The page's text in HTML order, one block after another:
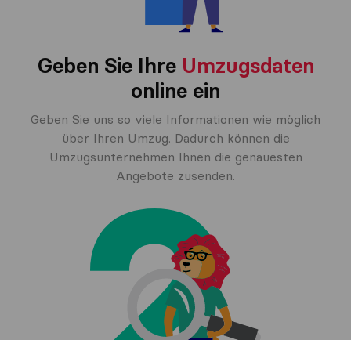
Geben Sie Ihre Umzugsdaten
online ein
Geben Sie uns so viele Informationen wie möglich
über Ihren Umzug. Dadurch können die
Umzugsunternehmen Ihnen die genauesten
Angebote zusenden.